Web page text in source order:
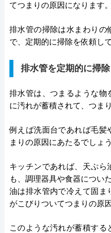
てつまりの原因になります。
排水管の掃除は水まわりの
で、定期的に掃除を依頼し
排水管を定期的に掃
排水管は、つまるような物
に汚れが蓄積されて、つま
例えば洗面台であれば毛髪
まりの原因にあたるでしょう
キッチンであれば、天ぷら
も、調理器具や食器につい
油は排水管内で冷えて固ま
がこびりついてつまりの原
このような汚れが蓄積する